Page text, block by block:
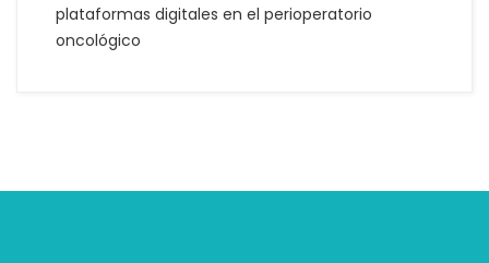
plataformas digitales en el perioperatorio
oncológico